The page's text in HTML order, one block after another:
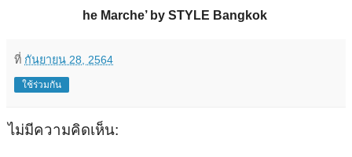
he Marche’ by STYLE Bangkok
ที่ กันยายน 28, 2564
ใช้ร่วมกัน
ไม่มีความคิดเห็น: